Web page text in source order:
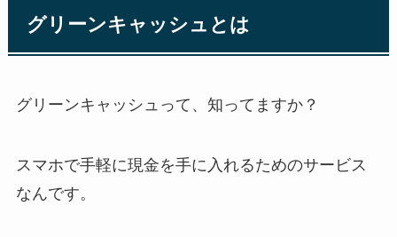
グリーンキャッシュとは
グリーンキャッシュって、知ってますか？
スマホで手軽に現金を手に入れるためのサービス
なんです。